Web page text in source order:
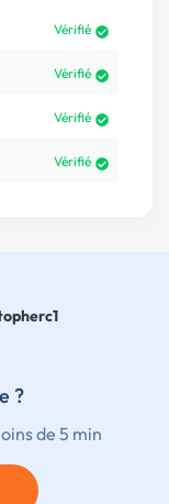
Vérifié
Vérifié
Vérifié
Vérifié
?
de 5 min